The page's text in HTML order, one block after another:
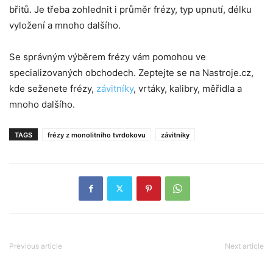
břitů. Je třeba zohlednit i průměr frézy, typ upnutí, délku
vyložení a mnoho dalšího.
Se správným výběrem frézy vám pomohou ve
specializovaných obchodech. Zeptejte se na Nastroje.cz,
kde seženete frézy, závitníky, vrtáky, kalibry, měřidla a
mnoho dalšího.
TAGS frézy z monolitního tvrdokovu závitníky
Previous article Next article